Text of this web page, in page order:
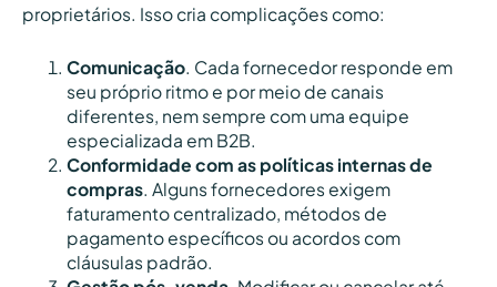
proprietários. Isso cria complicações como:
Comunicação. Cada fornecedor responde em
seu próprio ritmo e por meio de canais
diferentes, nem sempre com uma equipe
especializada em B2B.
Conformidade com as políticas internas de
compras. Alguns fornecedores exigem
faturamento centralizado, métodos de
pagamento específicos ou acordos com
cláusulas padrão.